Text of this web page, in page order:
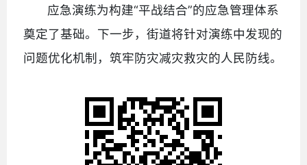
应急演练为构建“平战结合”的应急管理体系
奠定了基础。下一步，街道将针对演练中发现的
问题优化机制，筑牢防灾减灾救灾的人民防线。